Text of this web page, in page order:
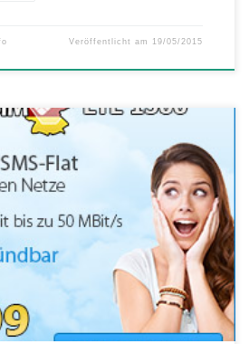
Veröffentlicht am 19/05/2015
sind das A und O für die perfekte
legt DeutschlandSIM den Daten-Turbo
Highspeed-Tarife. Immer
deutschlandweite Telefonie und SMS. Das
mit bis zu 50 MBit/s kann passend zu
von 500 MB […]